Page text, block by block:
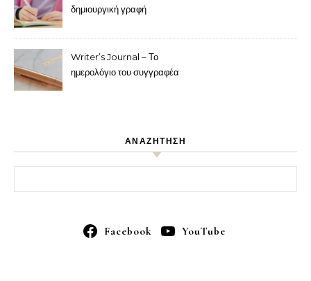
δημιουργική γραφή
Writer’s Journal – Το
ημερολόγιο του συγγραφέα
ΑΝΑΖΗΤΗΣΗ
Facebook YouTube